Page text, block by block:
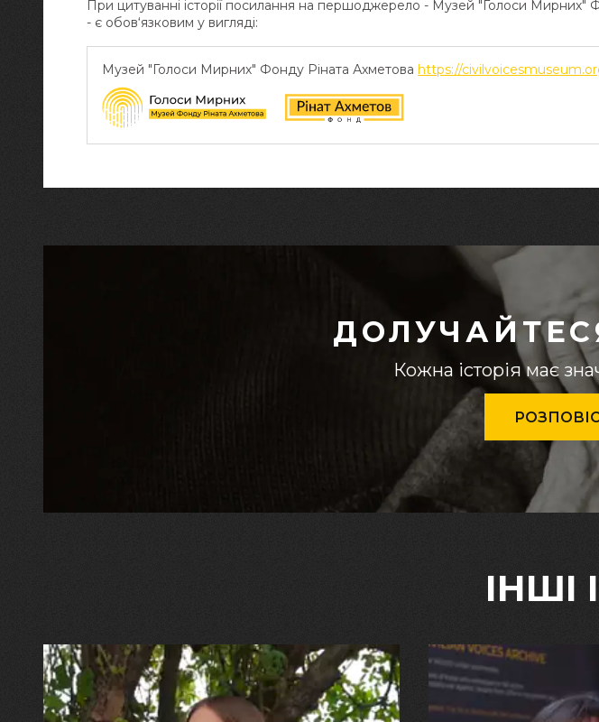
При цитуванні історії посилання на першоджерело - Музей "Голоси Мирних"
- є обов‘язковим у вигляді:
Музей "Голоси Мирних" Фонду Ріната Ахметова https://
Кожна історія має
ІНШІ